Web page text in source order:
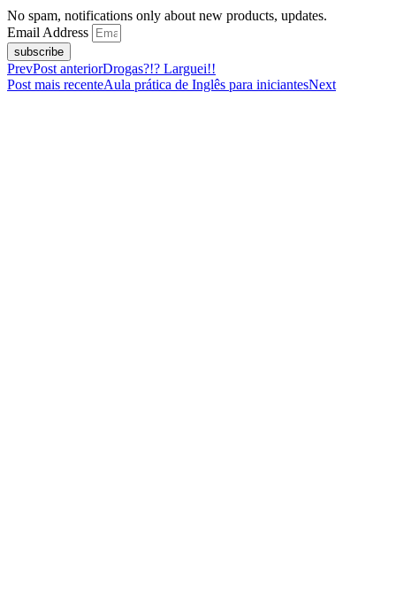
No spam, notifications only about new products, updates.
Email Address
subscribe
PrevPost anteriorDrogas?!? Larguei!!
Post mais recenteAula prática de Inglês para iniciantesNext